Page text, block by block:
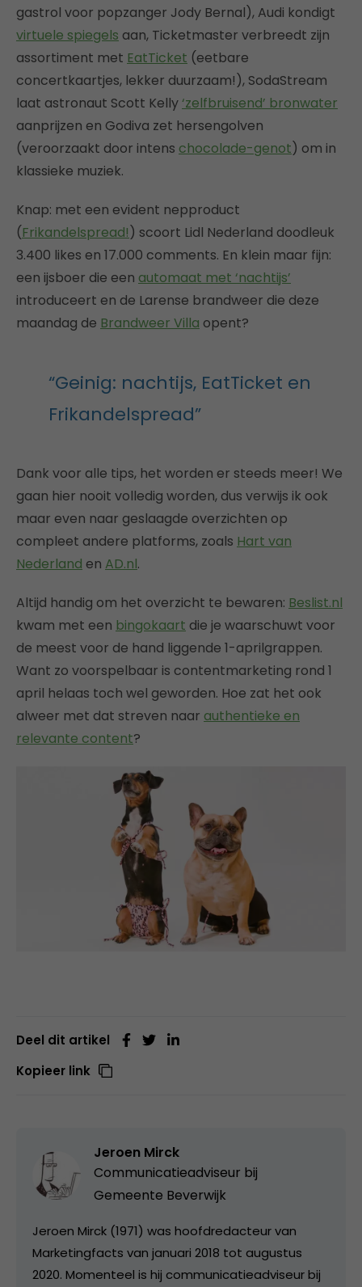
gastrol voor popzanger Jody Bernal), Audi kondigt
virtuele spiegels aan, Ticketmaster verbreedt zijn
assortiment met EatTicket (eetbare
concertkaartjes, lekker duurzaam!), SodaStream
laat astronaut Scott Kelly‘zelfbruisend’ bronwater
aanprijzen en Godiva zet hersengolven
(veroorzaakt door intens chocolade-genot) om in
klassieke muziek.
Knap: met een evident nepproduct
(Frikandelspread!) scoort Lidl Nederland doodleuk
3.400 likes en 17.000 comments. En klein maar fijn:
een ijsboer die een automaat met ‘nachtijs’
introduceert en de Larense brandweer die deze
maandag de Brandweer Villa opent?
“Geinig: nachtijs, EatTicket en
Frikandelspread”
Dank voor alle tips, het worden er steeds meer! We
gaan hier nooit volledig worden, dus verwijs ik ook
maar even naar geslaagde overzichten op
compleet andere platforms, zoals Hart van
Nederland en AD.nl.
Altijd handig om het overzicht te bewaren: Beslist.nl
kwam met een bingokaart die je waarschuwt voor
de meest voor de hand liggende 1-aprilgrappen.
Want zo voorspelbaar is contentmarketing rond 1
april helaas toch wel geworden. Hoe zat het ook
alweer met dat streven naar authentieke en
relevante content?
Deel dit artikel
Kopieer link
Jeroen Mirck
Communicatieadviseur bij
Gemeente Beverwijk
Jeroen Mirck (1971) was hoofdredacteur van
Marketingfacts van januari 2018 tot augustus
2020. Momenteel is hij communicatieadviseur bij